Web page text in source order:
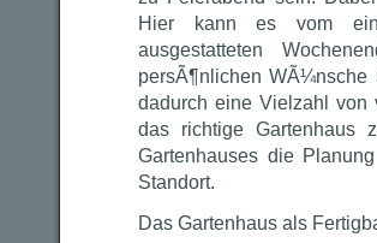
Hier kann es vom
ausgestatteten
persÃ¶nlichen
dadurch eine Vielzahl von
das richtige Gartenhaus
Gartenhauses die
Standort.
Das Gartenhaus als